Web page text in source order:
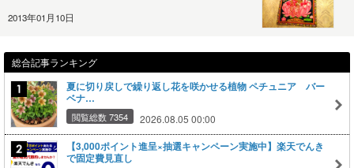
2013年01月10日
総合記事ランキング
夏に切り戻しで繰り返し花を咲かせる植物 ペチュニア バー
ベナ…
閲覧総数 7354 2026.08.05 00:00
【3,000ポイント進呈×抽選キャンペーン実施中】楽天でんき
で固定費見直し